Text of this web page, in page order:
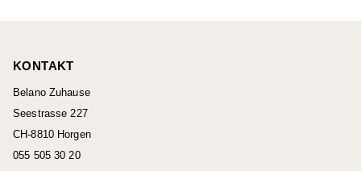
KONTAKT
Belano Zuhause
Seestrasse 227
CH-8810 Horgen
055 505 30 20